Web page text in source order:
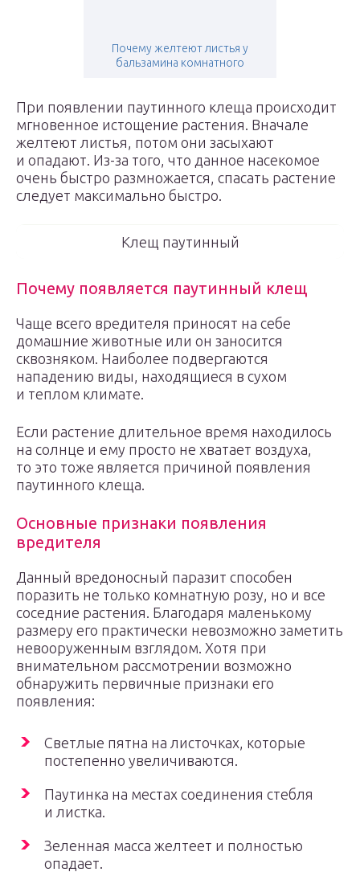
Почему желтеют листья у
бальзамина комнатного
При появлении паутинного клеща происходит
мгновенное истощение растения. Вначале
желтеют листья, потом они засыхают
и опадают. Из-за того, что данное насекомое
очень быстро размножается, спасать растение
следует максимально быстро.
Клещ паутинный
Почему появляется паутинный клещ
Чаще всего вредителя приносят на себе
домашние животные или он заносится
сквозняком. Наиболее подвергаются
нападению виды, находящиеся в сухом
и теплом климате.
Если растение длительное время находилось
на солнце и ему просто не хватает воздуха,
то это тоже является причиной появления
паутинного клеща.
Основные признаки появления
вредителя
Данный вредоносный паразит способен
поразить не только комнатную розу, но и все
соседние растения. Благодаря маленькому
размеру его практически невозможно заметить
невооруженным взглядом. Хотя при
внимательном рассмотрении возможно
обнаружить первичные признаки его
появления:
Светлые пятна на листочках, которые
постепенно увеличиваются.
Паутинка на местах соединения стебля
и листка.
Зеленная масса желтеет и полностью
опадает.